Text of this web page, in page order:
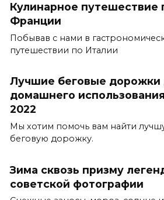
Кулинарное путешествие
Франции
Побывав с нами в
путешествии по Италии
Лучшие беговые дорожки
домашнего использования
2022
Мы хотим помочь вам найти
беговую дорожку.
Зима сквозь призму
советской фотографии